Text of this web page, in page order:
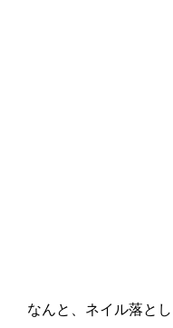
なんと、ネイル落と